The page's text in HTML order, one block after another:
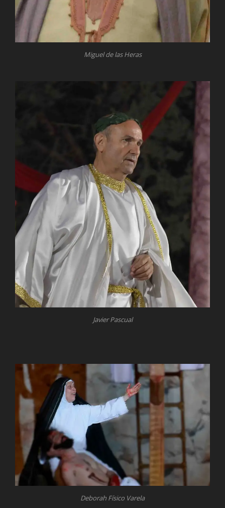
Miguel de las Heras
Javier Pascual
Deborah Físico Varela